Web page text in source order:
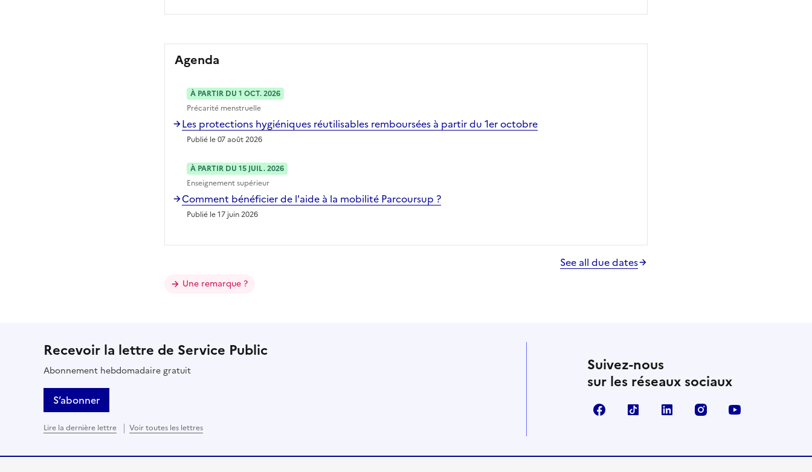
Agenda
À PARTIR DU 1 OCT. 2026
Précarité menstruelle
Les protections hygiéniques réutilisables remboursées à partir du 1er octobre
Publié le 07 août 2026
À PARTIR DU 15 JUIL. 2026
Enseignement supérieur
Comment bénéficier de l'aide à la mobilité Parcoursup ?
Publié le 17 juin 2026
See all due dates
Une remarque ?
Recevoir la lettre de Service Public
Abonnement hebdomadaire gratuit
S’abonner
Lire la dernière lettre Voir toutes les lettres
Suivez-nous
sur les réseaux sociaux
FacebookTikTok LinkedIn Instagram